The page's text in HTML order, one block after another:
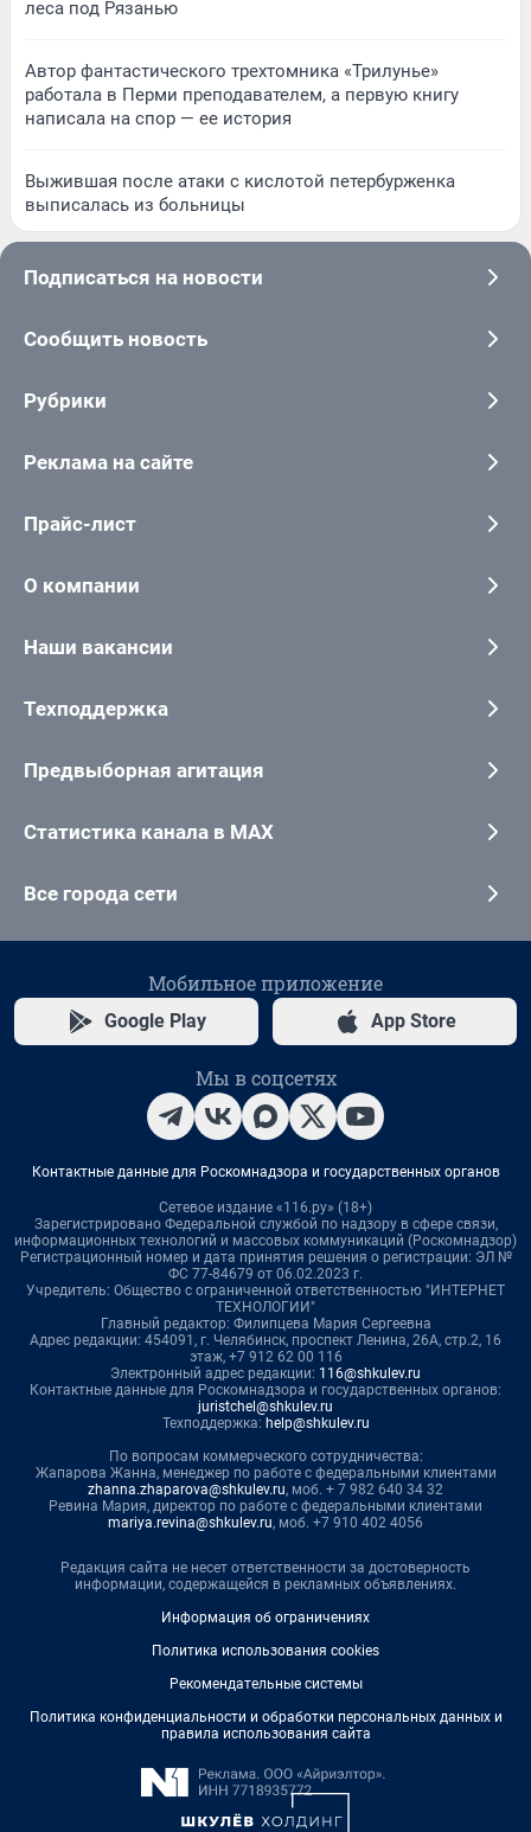
леса под Рязанью
Автор фантастического трехтомника «Трилунье»
работала в Перми преподавателем, а первую книгу
написала на спор — ее история
Выжившая после атаки с кислотой петербурженка
выписалась из больницы
Подписаться на новости
Сообщить новость
Рубрики
Реклама на сайте
Прайс-лист
О компании
Наши вакансии
Техподдержка
Предвыборная агитация
Статистика канала в MAX
Все города сети
Мобильное приложение
Google Play App Store
Мы в соцсетях
Контактные данные для Роскомнадзора и государственных органов
Сетевое издание «116.ру» (18+)
Зарегистрировано Федеральной службой по надзору в сфере связи,
информационных технологий и массовых коммуникаций (Роскомнадзор)
Регистрационный номер и дата принятия решения о регистрации: ЭЛ №
ФС 77-84679 от 06.02.2023 г.
Учредитель: Общество с ограниченной ответственностью "ИНТЕРНЕТ
ТЕХНОЛОГИИ"
Главный редактор: Филипцева Мария Сергеевна
Адрес редакции: 454091, г. Челябинск, проспект Ленина, 26А, стр.2, 16
этаж, +7 912 62 00 116
Электронный адрес редакции: 116@shkulev.ru
Контактные данные для Роскомнадзора и государственных органов:
juristchel@shkulev.ru
Техподдержка: help@shkulev.ru
По вопросам коммерческого сотрудничества:
Жапарова Жанна, менеджер по работе с федеральными клиентами
zhanna.zhaparova@shkulev.ru, моб. + 7 982 640 34 32
Ревина Мария, директор по работе с федеральными клиентами
mariya.revina@shkulev.ru, моб. +7 910 402 4056
Редакция сайта не несет ответственности за достоверность
информации, содержащейся в рекламных объявлениях.
Информация об ограничениях
Политика использования cookies
Рекомендательные системы
Политика конфиденциальности и обработки персональных данных и
правила использования сайта